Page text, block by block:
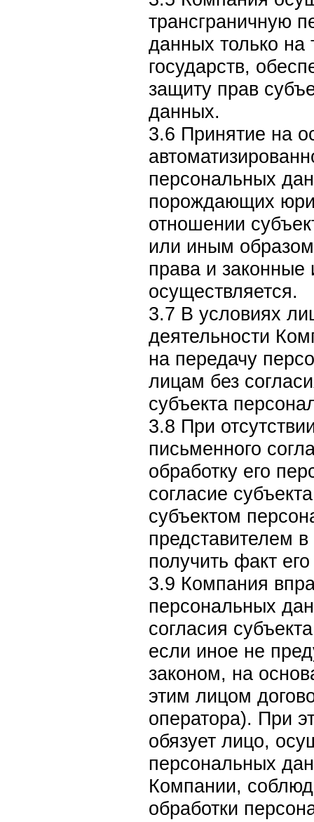
трансграничную
данных только на
государств,
защиту прав
данных.
3.6 Принятие на
персональных
порождающих
отношении
или иным
права и законные
осуществляется.
3.7 В условиях
деятельности
на передачу
лицам без
субъекта
3.8 При
письменного
обработку его
согласие
субъектом
представителем
получить факт
3.9 Компания
персональных
согласия
если иное не
законом, на
этим лицом
оператора). При
обязует лицо,
персональных
Компании,
обработки